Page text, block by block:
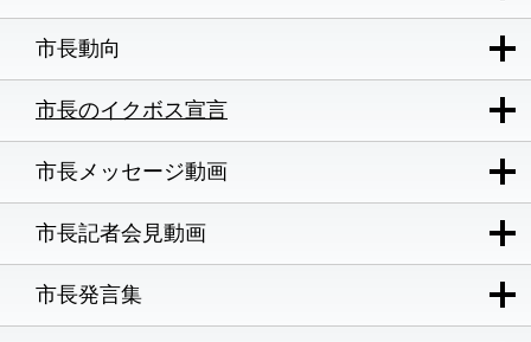
市長動向
市長のイクボス宣言
市長メッセージ動画
市長記者会見動画
市長発言集